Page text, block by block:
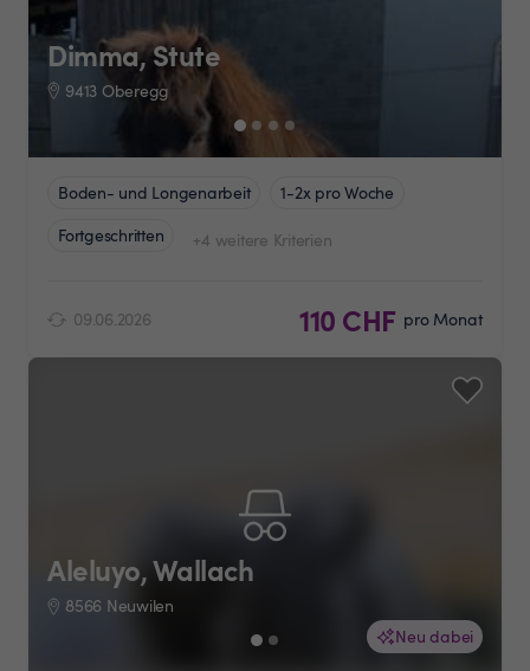
Dimma, Stute
9413 Oberegg
Boden- und Longenarbeit
1-2x pro Woche
Fortgeschritten
+4 weitere Kriterien
09.06.2026 110 CHF pro Monat
Neu dabei
Aleluyo, Wallach
8566 Neuwilen